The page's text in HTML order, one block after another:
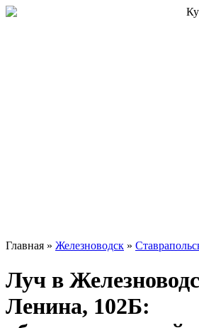
Главная » Железноводск »
Луч в
Ленина, 102Б: